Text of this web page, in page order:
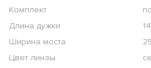
Комплект
Длина дужки
Ширина моста
Цвет линзы